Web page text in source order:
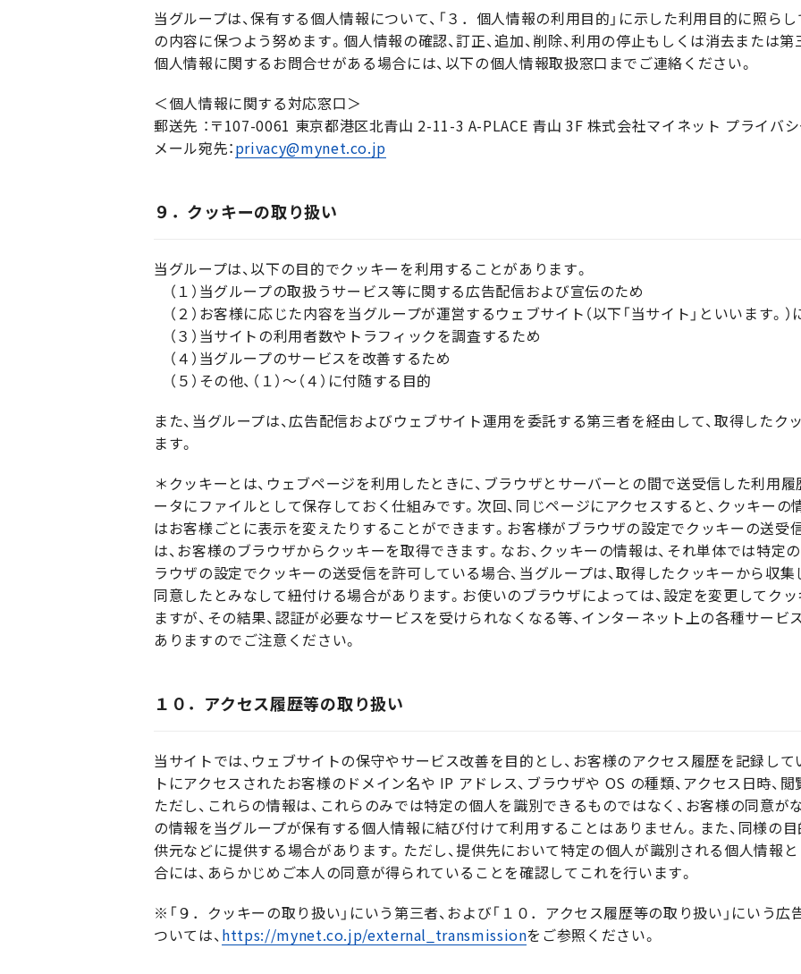
当グループは、保有する個人情報について、「３．個人情報の利用目的」に示した利用目的に照ら
の内容に保つよう努めます。個人情報の確認、訂正、追加、削除、利用の停止もしくは消去または
個人情報に関するお問合せがある場合には、以下の個人情報取扱窓口までご連絡ください。
＜個人情報に関する対応窓口＞
郵送先 ：〒107-0061 東京都港区北青山 2-11-3 A-PLACE 青山 3F 株式会社マイネット プライバ
メール宛先：privacy@mynet.co.jp
９．クッキーの取り扱い
当グループは、以下の目的でクッキーを利用することがあります。
（１）当グループの取扱うサービス等に関する広告配信および宣伝のため
（２）お客様に応じた内容を当グループが運営するウェブサイト（以下「当サイト」といいます。
（３）当サイトの利用者数やトラフィックを調査するため
（４）当グループのサービスを改善するため
（５）その他、（１）～（４）に付随する目的
また、当グループは、広告配信およびウェブサイト運用を委託する第三者を経由して、取得したク
ます。
＊クッキーとは、ウェブページを利用したときに、ブラウザとサーバーとの間で送受信した利用
ータにファイルとして保存しておく仕組みです。次回、同じページにアクセスすると、クッキーの
はお客様ごとに表示を変えたりすることができます。お客様がブラウザの設定でクッキーの送受
は、お客様のブラウザからクッキーを取得できます。なお、クッキーの情報は、それ単体では特定
ラウザの設定でクッキーの送受信を許可している場合、当グループは、取得したクッキーから収
同意したとみなして紐付ける場合があります。お使いのブラウザによっては、設定を変更してク
ますが、その結果、認証が必要なサービスを受けられなくなる等、インターネット上の各種サー
ありますのでご注意ください。
１０．アクセス履歴等の取り扱い
当サイトでは、ウェブサイトの保守やサービス改善を目的とし、お客様のアクセス履歴を記録し
トにアクセスされたお客様のドメイン名や IP アドレス、ブラウザや OS の種類、アクセス日時、
ただし、これらの情報は、これらのみでは特定の個人を識別できるものではなく、お客様の同意が
の情報を当グループが保有する個人情報に結び付けて利用することはありません。また、同様の
供元などに提供する場合があります。ただし、提供先において特定の個人が識別される個人情報
合には、あらかじめご本人の同意が得られていることを確認してこれを行います。
※「９．クッキーの取り扱い」にいう第三者、および「１０．アクセス履歴等の取り扱い」にいう
ついては、https://mynet.co.jp/external_transmissionをご参照ください。